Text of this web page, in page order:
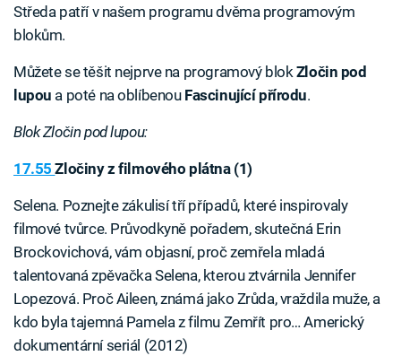
Středa patří v našem programu dvěma programovým
blokům.
Můžete se těšit nejprve na programový blokZločin pod
lupou a poté na oblíbenou Fascinující přírodu.
Blok Zločin pod lupou:
17.55Zločiny z filmového plátna (1)
Selena. Poznejte zákulisí tří případů, které inspirovaly
filmové tvůrce. Průvodkyně pořadem, skutečná Erin
Brockovichová, vám objasní, proč zemřela mladá
talentovaná zpěvačka Selena, kterou ztvárnila Jennifer
Lopezová. Proč Aileen, známá jako Zrůda, vraždila muže, a
kdo byla tajemná Pamela z filmu Zemřít pro… Americký
dokumentární seriál (2012)